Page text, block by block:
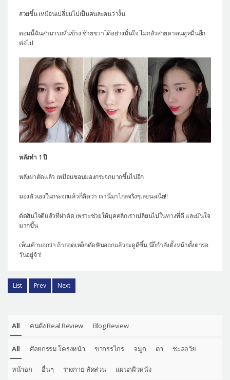
สวยขึ้น เหมือนเปลี่ยนไปเป็นคนละคนว่างั้น
ตอนนี้ฉันสามารถหันข้าง ซ้ายขวาได้อย่างมั่นใจ ไม่กลัวสายตาคนดูหมิ่นอีก
ต่อไป
หลังทำ 1 ปี
หลังผ่าตัดแล้ว เหมือนชอบมองกระจกมากขึ้นไปอีก
มองตัวเองในกระจกแล้วก็คิดว่า เรานี่มาไกลจริงๆเลยนะเนี่ย!!
ตัดสินใจดีแล้วที่ผ่าตัด เพราะช่วยให้บุคคลิกเราเปลี่ยนไปในทางที่ดี และมั่นใจ
มากขึ้น
เห็นเค้าบอกว่า ถ้าถอดเหล็กดัดฟันออกแล้วจะดูดีขึ้น นี่ก็กำลังตั้งหน้าตั้งตารอ
วันอยู่จ้า!
List Prev Next
All คนดัง Real Review Blog Review
All ศัลยกรรม โครงหน้า ขากรรไกร จมูก ตา ชะลอวัย
หน้าอก อื่นๆ ร่างกาย-สัดส่วน แผนกผิวหนัง